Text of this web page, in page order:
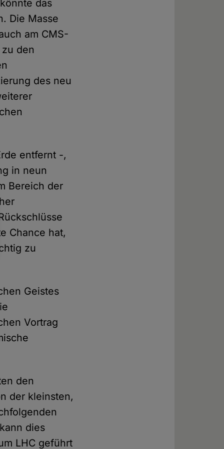
das
Die Masse
am CMS-
den
des neu
entfernt -,
in neun
Bereich der
Chance hat,
zu
Geistes
Vortrag
den
der kleinsten,
dies
LHC geführt